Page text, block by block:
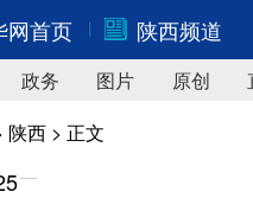
网首页 陕西频道
政务 图片 原创
陕西 > 正文